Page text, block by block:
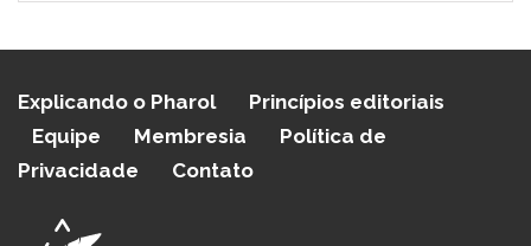
Explicando o Pharol
Princípios editoriais
Equipe
Membresia
Política de
Privacidade
Contato